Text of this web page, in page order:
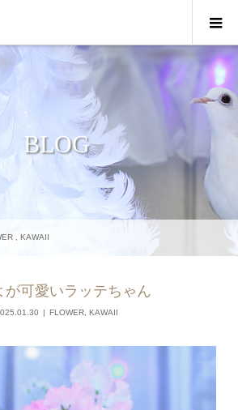
BLOG
,KAWAII
が可愛いラッテちゃん
FLOWER KAWAII